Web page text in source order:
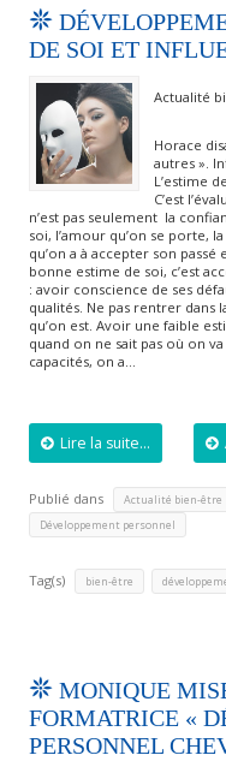
DE SOI ET
Actualité
Horace
autres ».
L’estime
C’est
n’est pas seulement la
soi, l’amour qu’on se porte,
qu’on a à accepter son
bonne estime de soi, c’est
: avoir conscience de ses
qualités. Ne pas rentrer dans
qu’on est. Avoir une faible
quand on ne sait pas où on
capacités, on a…
Lire la suite...
Publié dans Actualité bien-être
Développement personnel
Tag(s) bien-être
MONIQUE
FORMATRICE «
PERSONNEL